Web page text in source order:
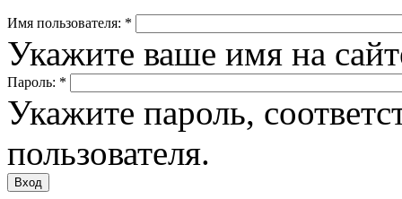
Имя пользователя: *
Укажите ваше имя на
Пароль: *
Укажите пароль,
пользователя.